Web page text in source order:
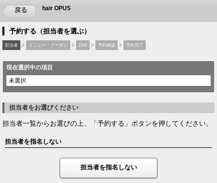
戻る hair OPUS
予約する（担当者を選ぶ）
担当者 メニュー・クーポン 日時 予約確認 予約完了
現在選択中の項目
未選択
担当者をお選びください
担当者一覧からお選びの上、「予約する」ボタンを押してください。
担当者を指名しない
担当者を指名しない